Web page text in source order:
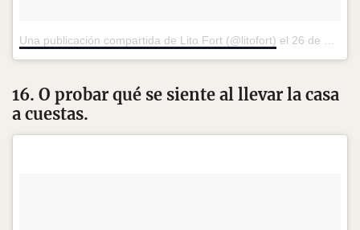
Una publicación compartida de Lito Fort (@litofort) el 26 de Feb de 2017 a la(s) 4:49 PST
16. O probar qué se siente al llevar la casa
a cuestas.